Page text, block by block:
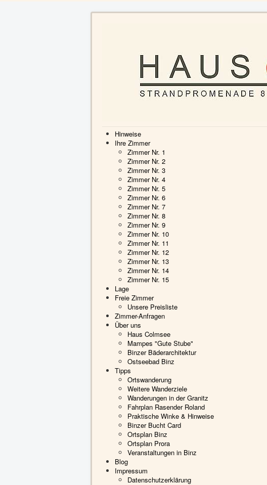
Hinweise
Ihre Zimmer
Zimmer Nr. 1
Zimmer Nr. 2
Zimmer Nr. 3
Zimmer Nr. 4
Zimmer Nr. 5
Zimmer Nr. 6
Zimmer Nr. 7
Zimmer Nr. 8
Zimmer Nr. 9
Zimmer Nr. 10
Zimmer Nr. 11
Zimmer Nr. 12
Zimmer Nr. 13
Zimmer Nr. 14
Zimmer Nr. 15
Lage
Freie Zimmer
Unsere Preisliste
Zimmer-Anfragen
Über uns
Haus Colmsee
Mampes "Gute Stube"
Binzer Bäderarchitektur
Ostseebad Binz
Tipps
Ortswanderung
Weitere Wanderziele
Wanderungen in der Granitz
Fahrplan Rasender Roland
Praktische Winke & Hinweise
Binzer Bucht Card
Ortsplan Binz
Ortsplan Prora
Veranstaltungen in Binz
Blog
Impressum
Datenschutzerklärung